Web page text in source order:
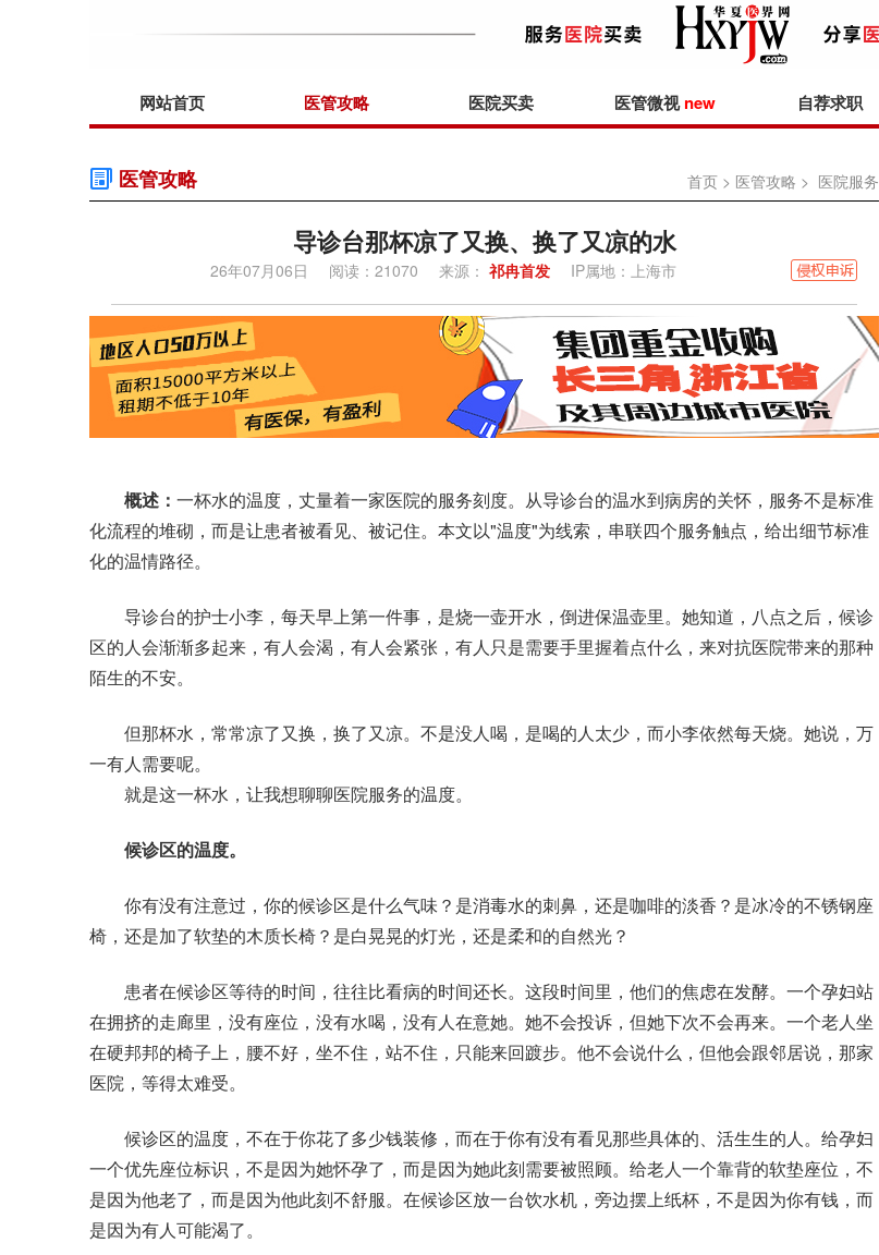
网站首页 医管攻略 医院买卖 医管微视new 自荐求职
医管攻略 首页 > 医管攻略 > 医院服务
导诊台那杯凉了又换、换了又凉的水
26年07月06日 阅读：21070 来源： 祁冉首发 IP属地：上海市
概述： 一杯水的温度，丈量着一家医院的服务刻度。从导诊台的温水到病房的关怀，服务不是标准
化流程的堆砌，而是让患者被看见、被记住。本文以"温度"为线索，串联四个服务触点，给出细节标准
化的温情路径。
导诊台的护士小李，每天早上第一件事，是烧一壶开水，倒进保温壶里。她知道，八点之后，候诊
区的人会渐渐多起来，有人会渴，有人会紧张，有人只是需要手里握着点什么，来对抗医院带来的那种
陌生的不安。
但那杯水，常常凉了又换，换了又凉。不是没人喝，是喝的人太少，而小李依然每天烧。她说，万
一有人需要呢。
就是这一杯水，让我想聊聊医院服务的温度。
候诊区的温度。
你有没有注意过，你的候诊区是什么气味？是消毒水的刺鼻，还是咖啡的淡香？是冰冷的不锈钢座
椅，还是加了软垫的木质长椅？是白晃晃的灯光，还是柔和的自然光？
患者在候诊区等待的时间，往往比看病的时间还长。这段时间里，他们的焦虑在发酵。一个孕妇站
在拥挤的走廊里，没有座位，没有水喝，没有人在意她。她不会投诉，但她下次不会再来。一个老人坐
在硬邦邦的椅子上，腰不好，坐不住，站不住，只能来回踱步。他不会说什么，但他会跟邻居说，那家
医院，等得太难受。
候诊区的温度，不在于你花了多少钱装修，而在于你有没有看见那些具体的、活生生的人。给孕妇
一个优先座位标识，不是因为她怀孕了，而是因为她此刻需要被照顾。给老人一个靠背的软垫座位，不
是因为他老了，而是因为他此刻不舒服。在候诊区放一台饮水机，旁边摆上纸杯，不是因为你有钱，而
是因为有人可能渴了。